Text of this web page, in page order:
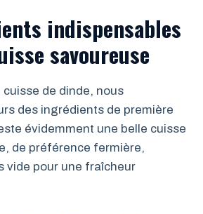
indispensables
savoureuse
de dinde, nous
des ingrédients de première
évidemment une belle cuisse
de préférence fermière,
vide pour une fraîcheur